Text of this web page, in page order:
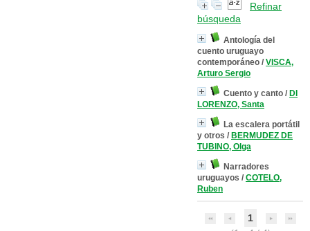
Refinar
búsqueda
Antología del
cuento uruguayo
contemporáneo / VISCA,
Arturo Sergio
Cuento y canto / DI
LORENZO, Santa
La escalera portátil
y otros / BERMUDEZ DE
TUBINO, Olga
Narradores
uruguayos / COTELO,
Ruben
1